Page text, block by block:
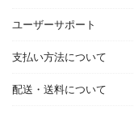
ユーザーサポート
支払い方法について
配送・送料について